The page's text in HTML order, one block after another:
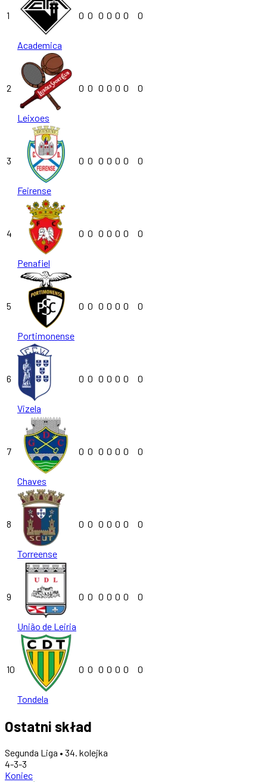
1
Academica
0 0 0 0 0 0 0
2
Leixoes
0 0 0 0 0 0 0
3
Feirense
0 0 0 0 0 0 0
4
Penafiel
0 0 0 0 0 0 0
5
Portimonense
0 0 0 0 0 0 0
6
Vizela
0 0 0 0 0 0 0
7
Chaves
0 0 0 0 0 0 0
8
Torreense
0 0 0 0 0 0 0
9
União de Leiria
0 0 0 0 0 0 0
10
Tondela
0 0 0 0 0 0 0
Ostatni skład
Segunda Liga • 34. kolejka
4-3-3
Koniec